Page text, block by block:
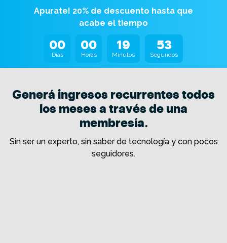
Apurate! 20% de descuento hasta que
acabe el tiempo
00
Días
00
Horas
19
Minutos
51
Segundos
Generá ingresos recurrentes todos
los meses a través de una
membresía.
Sin ser un experto, sin saber de tecnología y con pocos
seguidores.